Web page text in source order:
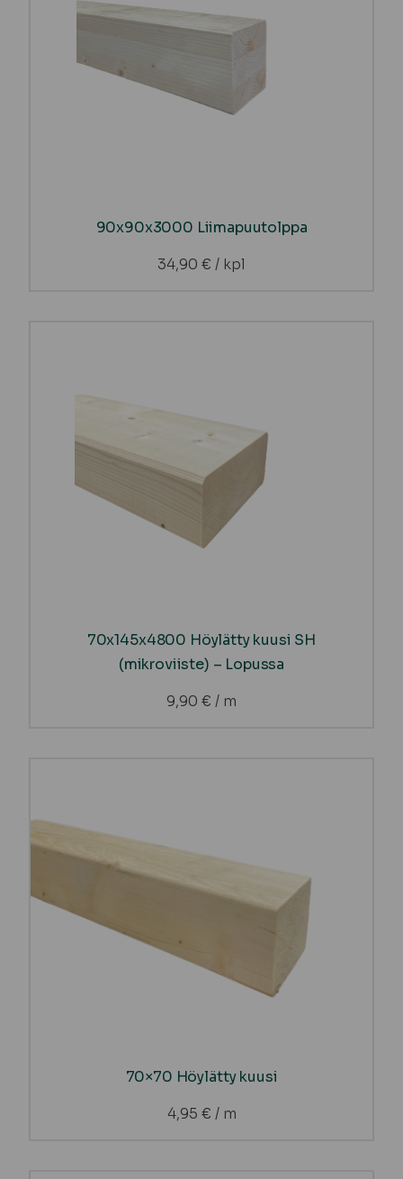
90x90x3000 Liimapuutolppa
34,90 € / kpl
70x145x4800 Höylätty kuusi SH
(mikroviiste) – Lopussa
9,90 € / m
70×70 Höylätty kuusi
4,95 € / m